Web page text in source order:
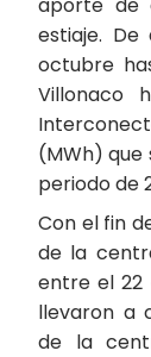
estiaje.
octubre
Villonaco
(MWh) que
periodo de
Con el fin
de la
entre el 22
llevaron a
de la